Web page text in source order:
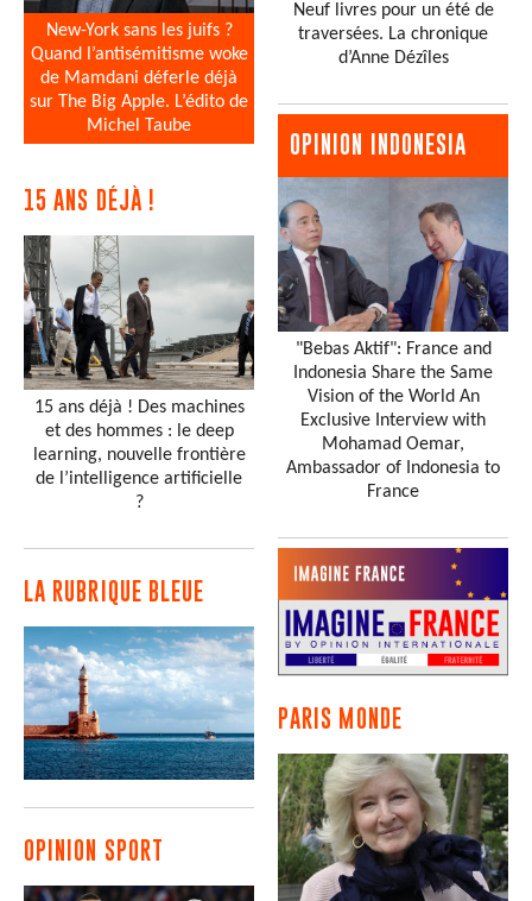
New-York sans les juifs ?
Quand l’antisémitisme woke
de Mamdani déferle déjà
sur The Big Apple. L’édito de
Michel Taube
15 ANS DÉJÀ !
15 ans déjà ! Des machines
et des hommes : le deep
learning, nouvelle frontière
de l’intelligence artificielle
?
LA RUBRIQUE BLEUE
OPINION SPORT
Neuf livres pour un été de
traversées. La chronique
d’Anne Dézîles
OPINION INDONESIA
"Bebas Aktif": France and
Indonesia Share the Same
Vision of the World An
Exclusive Interview with
Mohamad Oemar,
Ambassador of Indonesia to
France
PARIS MONDE